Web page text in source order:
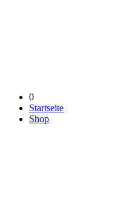
0
Startseite
Shop